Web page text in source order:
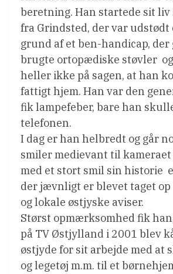
beretning. Han startede sit liv
fra Grindsted, der var udstødt
grund af et ben-handicap, der
brugte ortopædiske støvler 
heller ikke på sagen, at han
fattigt hjem. Han var den
fik lampefeber, bare han
telefonen.
I dag er han helbredt og går
smiler medievant til
med et stort smil sin historie 
der jævnligt er blevet taget op
og lokale østjyske aviser.
Størst opmærksomhed fik
på TV Østjylland i 2001 blev
østjyde for sit arbejde med at
og legetøj m.m. til et